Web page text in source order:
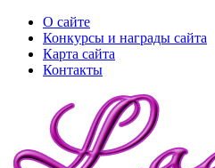
О сайте
Конкурсы и награды сайта
Карта сайта
Контакты